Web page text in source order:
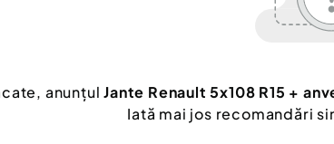
anunțulJante Renault 5x108 R15 +
Iată mai jos recomandări